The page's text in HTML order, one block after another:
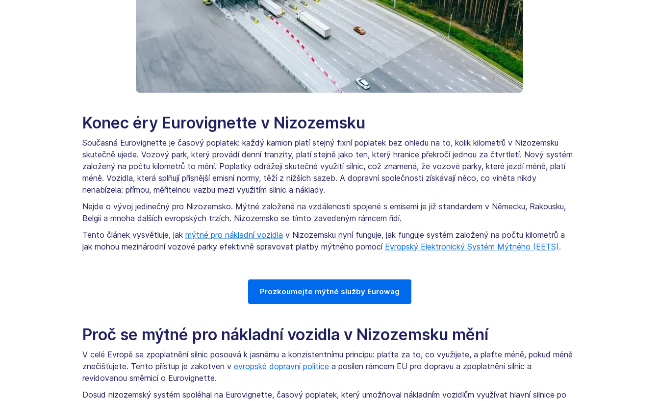
Konec éry Eurovignette v Nizozemsku
Současná Eurovignette je časový poplatek: každý kamion platí stejný fixní poplatek bez ohledu na to, kolik kilometrů v Nizozemsku
skutečně ujede. Vozový park, který provádí denní tranzity, platí stejně jako ten, který hranice překročí jednou za čtvrtletí. Nový systém
založený na počtu kilometrů to mění. Poplatky odrážejí skutečné využití silnic, což znamená, že vozové parky, které jezdí méně, platí
méně. Vozidla, která splňují přísnější emisní normy, těží z nižších sazeb. A dopravní společnosti získávají něco, co viněta nikdy
nenabízela: přímou, měřitelnou vazbu mezi využitím silnic a náklady.
Nejde o vývoj jedinečný pro Nizozemsko. Mýtné založené na vzdálenosti spojené s emisemi je již standardem v Německu, Rakousku,
Belgii a mnoha dalších evropských trzích. Nizozemsko se tímto zavedeným rámcem řídí.
Tento článek vysvětluje, jak mýtné pro nákladní vozidla v Nizozemsku nyní funguje, jak funguje systém založený na počtu kilometrů a
jak mohou mezinárodní vozové parky efektivně spravovat platby mýtného pomocí Evropský Elektronický Systém Mýtného (EETS).
Prozkoumejte mýtné služby Eurowag
Proč se mýtné pro nákladní vozidla v Nizozemsku mění
V celé Evropě se zpoplatnění silnic posouvá k jasnému a konzistentnímu principu: plaťte za to, co využijete, a plaťte méně, pokud méně
znečišťujete. Tento přístup je zakotven v evropské dopravní politice a posílen rámcem EU pro dopravu a zpoplatnění silnic a
revidovanou směrnicí o Eurovignette.
Dosud nizozemský systém spoléhal na Eurovignette, časový poplatek, který umožňoval nákladním vozidlům využívat hlavní silnice po